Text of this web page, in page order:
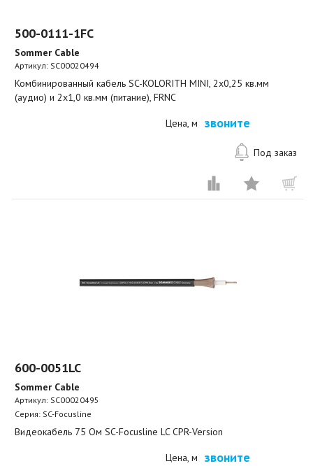
500-0111-1FC
Sommer Cable
Артикул: SC00020494
Комбинированный кабель SC-KOLORITH MINI, 2х0,25 кв.мм
(аудио) и 2х1,0 кв.мм (питание), FRNC
Цена, м звоните
Под заказ
600-0051LC
Sommer Cable
Артикул: SC00020495
Серия: SC-Focusline
Видеокабель 75 Ом SC-Focusline LC CPR-Version
Цена, м звоните